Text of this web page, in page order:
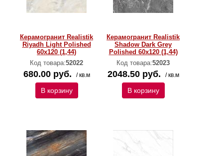
Керамогранит Realistik
Riyadh Light Polished
60x120 (1,44)
Код товара:52022
680.00 руб. / кв.м
В корзину
Керамогранит Realistik
Shadow Dark Grey
Polished 60x120 (1,44)
Код товара:52023
2048.50 руб. / кв.м
В корзину